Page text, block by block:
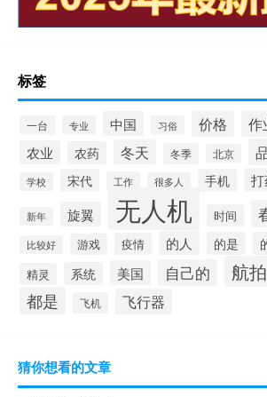
标签
一台 专业 中国 习俗 价格 作
农业 农药 冬天 冬季 北京
学校 宋代 工作 很多人 手机
新年 旋翼 无人机 时间
比较好 游戏 疫情 的人 的是
精灵 系统 美国 自己的 航拍
都是 飞机 飞行器
猜你想看的文章